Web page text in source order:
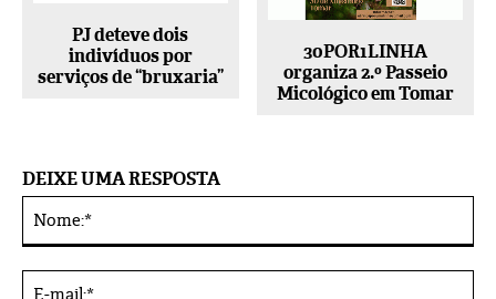
PJ deteve dois
indivíduos por
serviços de “bruxaria”
30POR1LINHA
organiza 2.º Passeio
Micológico em Tomar
DEIXE UMA RESPOSTA